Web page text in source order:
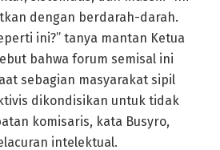
dengan berdarah-darah.
ini?” tanya mantan Ketua
bahwa forum semisal ini
sebagian masyarakat sipil
dikondisikan untuk tidak
komisaris, kata Busyro,
intelektual.